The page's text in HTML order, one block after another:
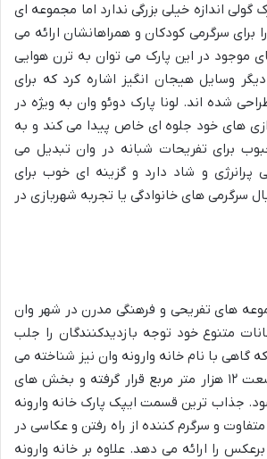
گولی اندازه خیلی بزرگی ندارد اما مجموعه ای
برای سرگرمی کودکان و همراهانشان ارائه می
موجود در این پارک می توان به ترن هوایی
وسایل هیجان انگیز اشاره کرد که برای
شده اند. لونا پارک دوئو وان به ویژه در
های خود جلوه ای خاص پیدا می کند و به
برای تفریحات شبانه در وان تبدیل می
پرانرژی و شاد دارد و گزینه ای خوب برای
سرگرمی های خانوادگی یا تجربه شهربازی در
های تفریحی و فرهنگی مدرن در شهر وان
متنوع خود توجه بازدیدکنندگان را جلب
گاهی با نام خانه وارونه وان نیز شناخته می
شود در فضایی به وسعت ۱۲ هزار متر مربع قرار گرفته و بخش های
جذاب ترین قسمت ایپک پارک خانه وارونه
و سرگرم کننده از راه رفتن و عکاسی در
را ارائه می دهد. علاوه بر خانه وارونه